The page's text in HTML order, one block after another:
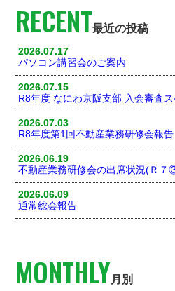
RECENT最近の投稿
2026.07.17
パソコン講習会のご案内
2026.07.15
R8年度 なにわ京阪支部 入会審査
2026.07.03
R8年度第1回不動産業務研修会報告
2026.06.19
不動産業務研修会の出席状況(Ｒ
2026.06.09
通常総会報告
MONTHLY月別